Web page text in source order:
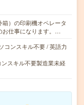
）の印刷機オペレータ
お仕事になります。…
コンスキル不要 / 英語力
スキル不要製造業未経